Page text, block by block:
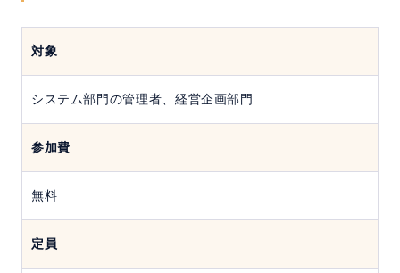
対象
システム部門の管理者、経営企画部門
参加費
無料
定員